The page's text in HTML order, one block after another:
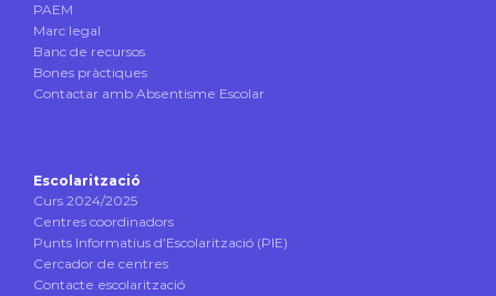
PAEM
Marc legal
Banc de recursos
Bones pràctiques
Contactar amb Absentisme Escolar
Escolarització
Curs 2024/2025
Centres coordinadors
Punts Informatius d’Escolarització (PIE)
Cercador de centres
Contacte escolarització